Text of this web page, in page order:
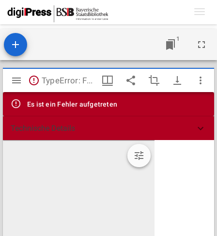
1
Mirador
Viewer
TypeError: Failed to fetch
Es ist ein Fehler aufgetreten
Technische Details